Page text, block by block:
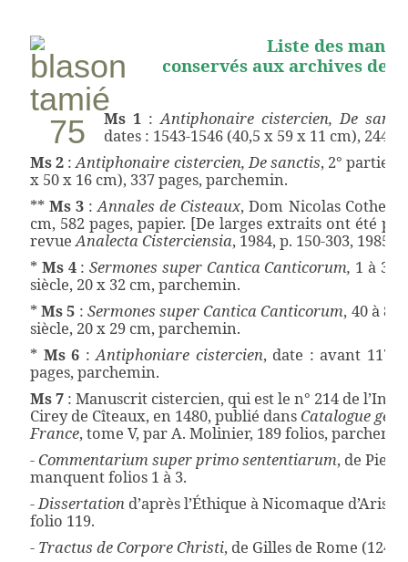
Liste des
conservés aux archives de
Ms 1 :Antiphonaire cistercien, De
dates : 1543-1546 (40,5 x 59 x 11 cm), 244
Ms 2 :Antiphonaire cistercien, De sanctis, 2° partie,
x 50 x 16 cm), 337 pages, parchemin.
**Ms 3 :Annales de Cisteaux, Dom Nicolas
cm, 582 pages, papier. [De larges extraits ont été
revueAnalecta Cisterciensia, 1984, p. 150-303, 1985,
* Ms 4: Sermones super Cantica Canticorum, 1 à
siècle, 20 x 32 cm, parchemin.
*Ms 5 : Sermones super Cantica Canticorum, 40 à
siècle, 20 x 29 cm, parchemin.
* Ms 6 :Antiphoniare cistercien, date : avant
pages, parchemin.
Ms 7 : Manuscrit cistercien, qui est le n° 214 de
Cirey de Cîteaux, en 1480, publié dans Catalogue
France, tome V, par A. Molinier, 189 folios,
- Commentarium super primo sententiarum, de
manquent folios 1 à 3.
-Dissertation d’après l’Éthique à Nicomaque
folio 119.
- Tractus de Corpore Christi, de Gilles de Rome